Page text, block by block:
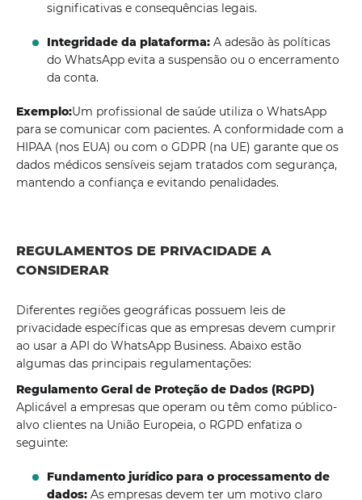
significativas e consequências legais.
Integridade da plataforma: A adesão às políticas
do WhatsApp evita a suspensão ou o encerramento
da conta.
Exemplo:Um profissional de saúde utiliza o WhatsApp
para se comunicar com pacientes. A conformidade com a
HIPAA (nos EUA) ou com o GDPR (na UE) garante que os
dados médicos sensíveis sejam tratados com segurança,
mantendo a confiança e evitando penalidades.
REGULAMENTOS DE PRIVACIDADE A
CONSIDERAR
Diferentes regiões geográficas possuem leis de
privacidade específicas que as empresas devem cumprir
ao usar a API do WhatsApp Business. Abaixo estão
algumas das principais regulamentações:
Regulamento Geral de Proteção de Dados (RGPD)
Aplicável a empresas que operam ou têm como público-
alvo clientes na União Europeia, o RGPD enfatiza o
seguinte:
Fundamento jurídico para o processamento de
dados: As empresas devem ter um motivo claro